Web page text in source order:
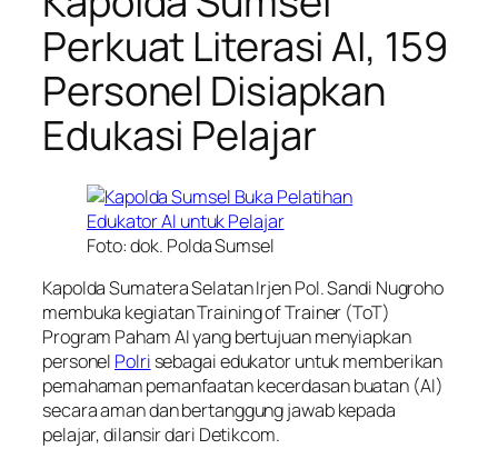
Perkuat Literasi AI, 159
Personel Disiapkan
Edukasi Pelajar
Foto: dok. Polda Sumsel
Kapolda Sumatera Selatan Irjen Pol. Sandi Nugroho
membuka kegiatan Training of Trainer (ToT)
Program Paham AI yang bertujuan menyiapkan
personel Polri sebagai edukator untuk memberikan
pemahaman pemanfaatan kecerdasan buatan (AI)
secara aman dan bertanggung jawab kepada
pelajar, dilansir dari Detikcom.